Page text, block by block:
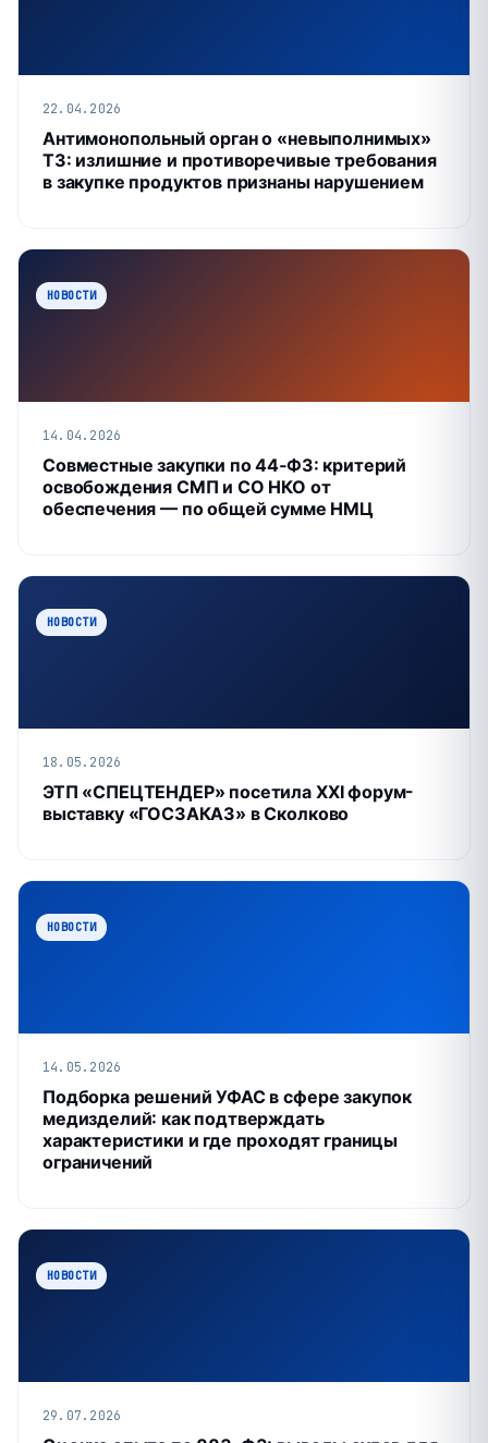
22.04.2026
Антимонопольный орган о «невыполнимых»
ТЗ: излишние и противоречивые требования
в закупке продуктов признаны нарушением
НОВОСТИ
14.04.2026
Совместные закупки по 44‑ФЗ: критерий
освобождения СМП и СО НКО от
обеспечения — по общей сумме НМЦ
НОВОСТИ
18.05.2026
ЭТП «СПЕЦТЕНДЕР» посетила XXI форум-
выставку «ГОСЗАКАЗ» в Сколково
НОВОСТИ
14.05.2026
Подборка решений УФАС в сфере закупок
медизделий: как подтверждать
характеристики и где проходят границы
ограничений
НОВОСТИ
29.07.2026